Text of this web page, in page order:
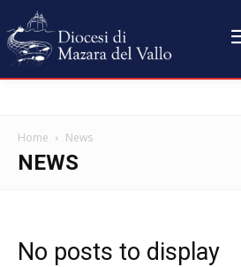
Home News
NEWS
No posts to display